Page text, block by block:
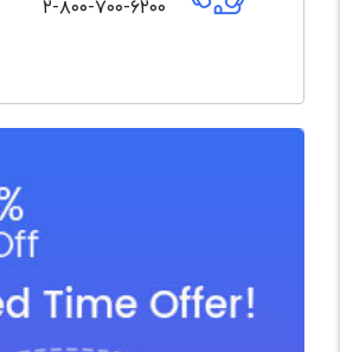
۲-۸۰۰-۷۰۰-۶۲۰۰